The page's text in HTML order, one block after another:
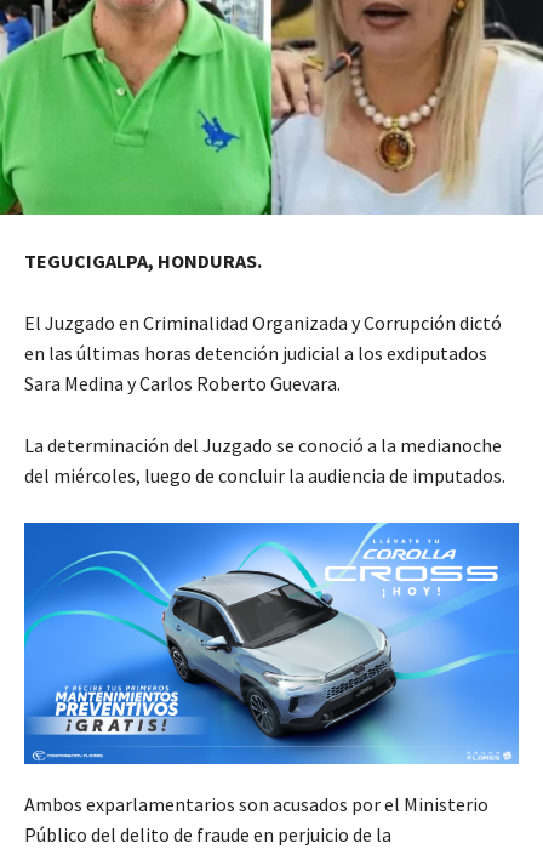
TEGUCIGALPA, HONDURAS.
El Juzgado en Criminalidad Organizada y Corrupción dictó
en las últimas horas detención judicial a los exdiputados
Sara Medina y Carlos Roberto Guevara.
La determinación del Juzgado se conoció a la medianoche
del miércoles, luego de concluir la audiencia de imputados.
Ambos exparlamentarios son acusados por el Ministerio
Público del delito de fraude en perjuicio de la